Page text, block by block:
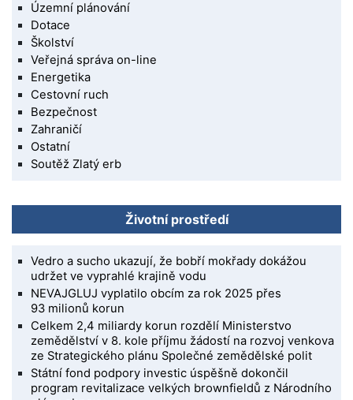
Územní plánování
Dotace
Školství
Veřejná správa on-line
Energetika
Cestovní ruch
Bezpečnost
Zahraničí
Ostatní
Soutěž Zlatý erb
Životní prostředí
Vedro a sucho ukazují, že bobří mokřady dokážou
udržet ve vyprahlé krajině vodu
NEVAJGLUJ vyplatilo obcím za rok 2025 přes
93 milionů korun
Celkem 2,4 miliardy korun rozdělí Ministerstvo
zemědělství v 8. kole příjmu žádostí na rozvoj venkova
ze Strategického plánu Společné zemědělské polit
Státní fond podpory investic úspěšně dokončil
program revitalizace velkých brownfieldů z Národního